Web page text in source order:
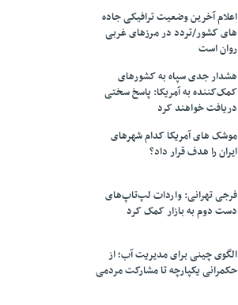
اعلام آخرین وضعیت ترافیکی جاده
های کشور/تردد در مرزهای غربی
روان است
هشدار جدی سپاه به کشورهای
کمک‌کننده به آمریکا: پاسخ سختی
دریافت خواهند کرد
موشک های آمریکا کدام شهرهای
ایران را هدف قرار داد؟
فرجی تهرانی: واردات لپ‌تاپ‌های
دست دوم به بازار کمک کرد
الگوی چینی برای مدیریت آب؛ از
حکمرانی یکپارچه تا مشارکت مردمی